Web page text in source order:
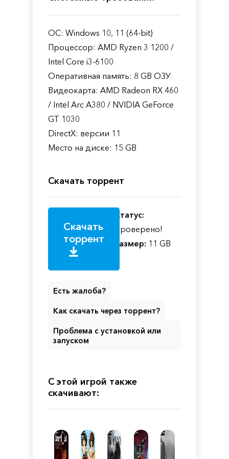
ОС: Windows 10, 11 (64-bit)
Процессор: AMD Ryzen 3 1200 /
Intel Core i3-6100
Оперативная память: 8 GB ОЗУ
Видеокарта: AMD Radeon RX 460
/ Intel Arc A380 / NVIDIA GeForce
GT 1030
DirectX: версии 11
Место на диске: 15 GB
Скачать торрент
Скачать
торрент
Статус:
Проверено!
Размер: 11 GB
Есть жалоба?
Как скачать через торрент?
Проблема с установкой или
запуском
С этой игрой также
скачивают: